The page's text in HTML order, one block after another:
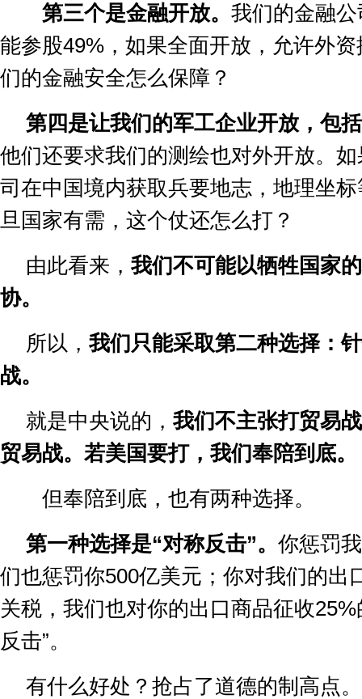
第三个是金融开放。 我们的金融
能参股49% ，如果全面开放，允许外
们的金融安全怎么保障？
第四是让我们的军工企业开放，包
他们还要求我们的测绘也对外开放。
司在中国境内获取兵要地志，地理坐
旦国家有需，这个仗还怎么打？
由此看来， 我们不可能以牺牲国家
协。
所以， 我们只能采取第二种选择：
战。
就是中央说的， 我们不主张打贸易
贸易战。若美国要打，我们奉陪到底。
但奉陪到底，也有两种选择。
第一种选择是“对称反击”。 你惩罚
们也惩罚你500亿美元；你对我们的出
关税，我们也对你的出口商品征收25%
反击”。
有什么好处？抢占了道德的制高点